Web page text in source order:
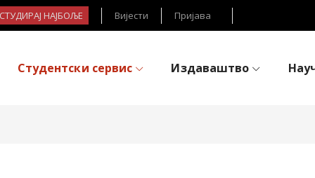
НАЈБОЉЕ Вијести Пријава
Студентски сервис Издаваштво